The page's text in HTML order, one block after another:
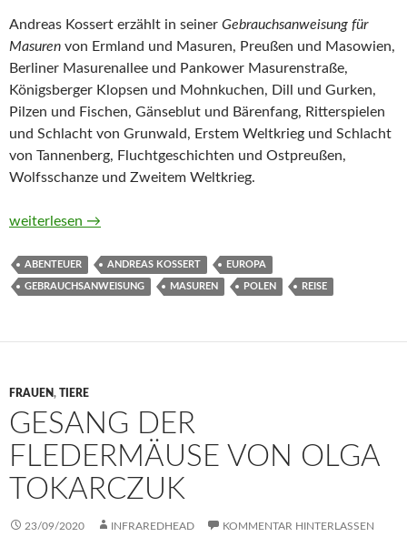
Andreas Kossert erzählt in seiner Gebrauchsanweisung für
Masuren von Ermland und Masuren, Preußen und Masowien,
Berliner Masurenallee und Pankower Masurenstraße,
Königsberger Klopsen und Mohnkuchen, Dill und Gurken,
Pilzen und Fischen, Gänseblut und Bärenfang, Ritterspielen
und Schlacht von Grunwald, Erstem Weltkrieg und Schlacht
von Tannenberg, Fluchtgeschichten und Ostpreußen,
Wolfsschanze und Zweitem Weltkrieg.
Gebrauchsanweisung für Masuren von Andreas Kossert
weiterlesen →
ABENTEUER ANDREAS KOSSERT EUROPA
GEBRAUCHSANWEISUNG MASUREN POLEN REISE
FRAUEN, TIERE
GESANG DER
FLEDERMÄUSE VON OLGA
TOKARCZUK
23/09/2020 INFRAREDHEAD KOMMENTAR HINTERLASSEN